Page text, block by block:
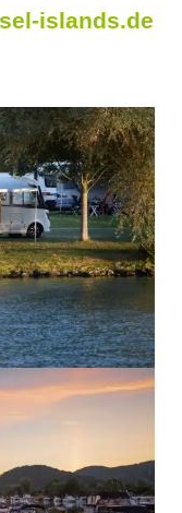
islands.de